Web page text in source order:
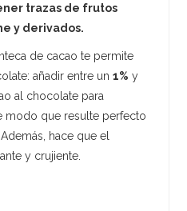
trazas de frutos
y derivados.
de cacao te permite
añadir entre un1% y
al chocolate para
modo que resulte perfecto
hace que el
y crujiente.